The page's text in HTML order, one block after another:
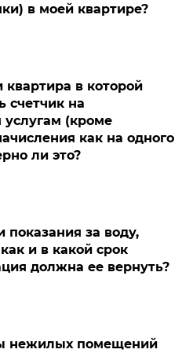
в моей квартире?
квартира в которой
счетчик на
услугам (кроме
как на одного
ли это?
за воду,
и в какой срок
должна ее вернуть?
нежилых помещений